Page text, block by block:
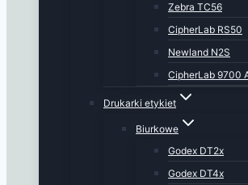
Zebra TC56
CipherLab RS50
Newland N2S
CipherLab 9700
Drukarki etykiet
Biurkowe
Godex DT2x
Godex DT4x